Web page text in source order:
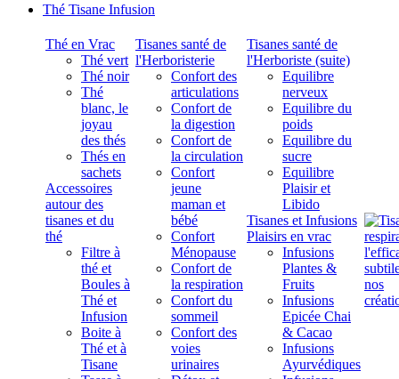
Thé Tisane Infusion
Thé en Vrac
Thé vert
Thé noir
Thé
blanc, le
joyau
des thés
Thés en
sachets
Accessoires
autour des
tisanes et du
thé
Filtre à
thé et
Boules à
Thé et
Infusion
Boite à
Thé et à
Tisane
Tisanes santé de
l'Herboristerie
Confort des
articulations
Confort de
la digestion
Confort de
la circulation
Confort
jeune
maman et
bébé
Confort
Ménopause
Confort de
la respiration
Confort du
sommeil
Confort des
voies
urinaires
Tisanes santé de
l'Herboriste (suite)
Equilibre
nerveux
Equilibre du
poids
Equilibre du
sucre
Equilibre
Plaisir et
Libido
Tisanes et Infusions
Plaisirs en vrac
Infusions
Plantes &
Fruits
Infusions
Epicée Chai
& Cacao
Infusions
Ayurvédiques